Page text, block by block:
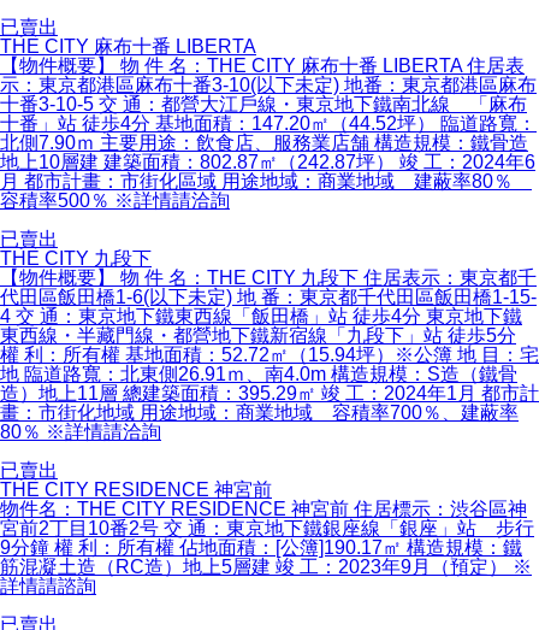
已賣出
THE CITY 麻布十番 LIBERTA
【物件概要】 物 件 名：THE CITY 麻布十番 LIBERTA 住居表
示：東京都港區麻布十番3-10(以下未定) 地番：東京都港區麻布
十番3-10-5 交 通：都營大江戶線・東京地下鐵南北線 「麻布
十番」站 徒歩4分 基地面積：147.20㎡（44.52坪） 臨道路寬：
北側7.90ｍ 主要用途：飲食店、服務業店舗 構造規模：鐵骨造
地上10層建 建築面積：802.87㎡（242.87坪） 竣 工：2024年6
月 都市計畫：市街化區域 用途地域：商業地域 建蔽率80％
容積率500％ ※詳情請洽詢
已賣出
THE CITY 九段下
【物件概要】 物 件 名：THE CITY 九段下 住居表示：東京都千
代田區飯田橋1-6(以下未定) 地 番：東京都千代田區飯田橋1-15-
4 交 通：東京地下鐵東西線「飯田橋」站 徒歩4分 東京地下鐵
東西線・半藏門線・都營地下鐵新宿線「九段下」站 徒歩5分
權 利：所有權 基地面積：52.72㎡（15.94坪）※公簿 地 目：宅
地 臨道路寬：北東側26.91ｍ、南4.0m 構造規模：S造（鐵骨
造）地上11層 總建築面積：395.29㎡ 竣 工：2024年1月 都市計
畫：市街化地域 用途地域：商業地域 容積率700％、建蔽率
80％ ※詳情請洽詢
已賣出
THE CITY RESIDENCE 神宮前
物件名：THE CITY RESIDENCE 神宮前 住居標示：渋谷區神
宮前2丁目10番2号 交 通：東京地下鐵銀座線「銀座」站 步行
9分鐘 權 利：所有權 佔地面積：[公簿]190.17㎡ 構造規模：鐵
筋混凝土造（RC造）地上5層建 竣 工：2023年9月（預定） ※
詳情請諮詢
已賣出